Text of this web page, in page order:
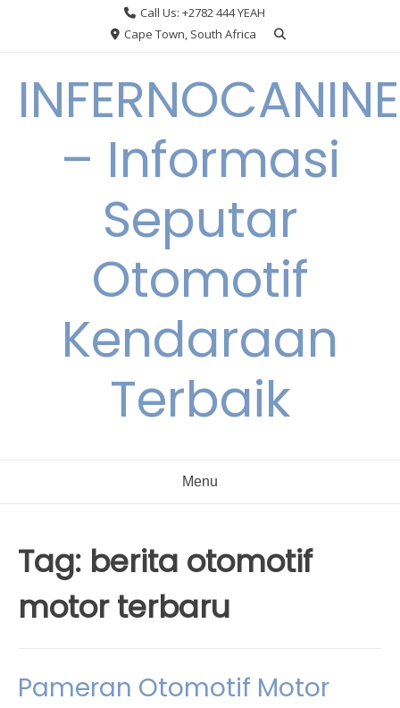
Call Us: +2782 444 YEAH
Cape Town, South Africa
INFERNOCANINE
– Informasi
Seputar
Otomotif
Kendaraan
Terbaik
Menu
Tag: berita otomotif
motor terbaru
Pameran Otomotif Motor